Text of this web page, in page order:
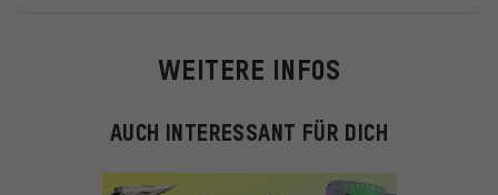
WEITERE INFOS
AUCH INTERESSANT FÜR DICH